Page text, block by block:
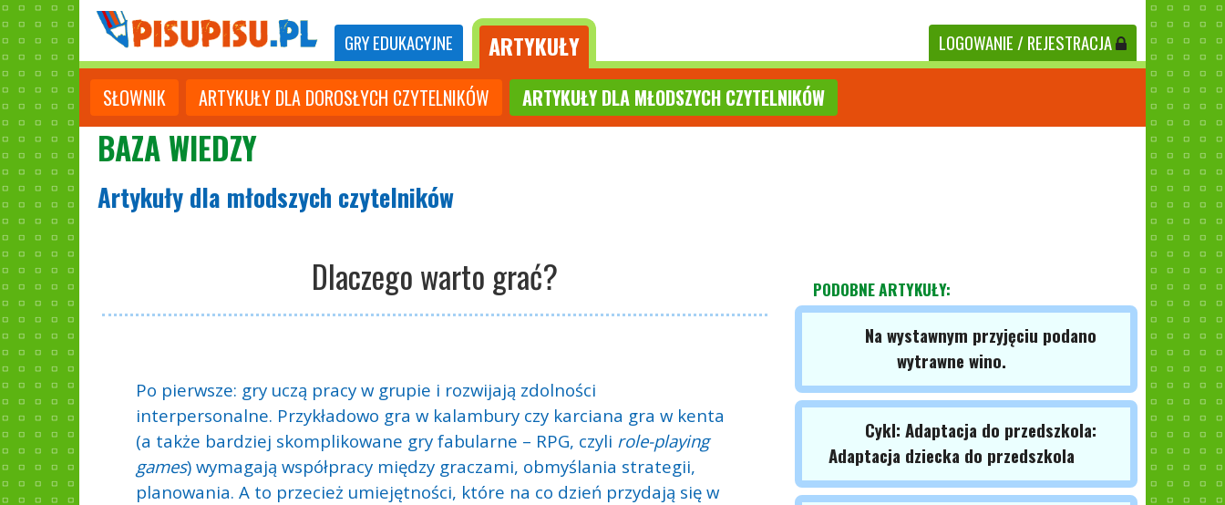
GRYEDUKACYJNE ARTYKUŁY LOGOWANIE / REJESTRACJA
SŁOWNIK ARTYKUŁY DLA DOROSŁYCH CZYTELNIKÓW ARTYKUŁY DLA MŁODSZYCH CZYTELNIKÓW
BAZA WIEDZY
Artykuły dla młodszych czytelników
Dlaczego warto grać?
Po pierwsze: gry uczą pracy w grupie i rozwijają zdolności
interpersonalne. Przykładowo gra w kalambury czy karciana gra w kenta
(a także bardziej skomplikowane gry fabularne – RPG, czyli role-playing
games) wymagają współpracy między graczami, obmyślania strategii,
planowania. A to przecież umiejętności, które na co dzień przydają się w
PODOBNE ARTYKUŁY:
Na wystawnym przyjęciu podano
wytrawne wino.
Cykl: Adaptacja do przedszkola:
Adaptacja dziecka do przedszkola